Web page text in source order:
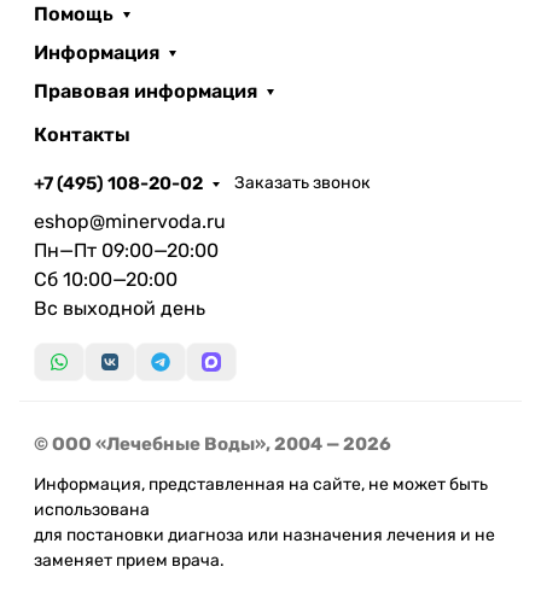
Помощь
Информация
Правовая информация
Контакты
+7 (495) 108-20-02 Заказать звонок
eshop@minervoda.ru
Пн—Пт 09:00—20:00
Сб 10:00—20:00
Вс выходной день
© ООО «Лечебные Воды», 2004 — 2026
Информация, представленная на сайте, не может быть
использована
для постановки диагноза или назначения лечения и не
заменяет прием врача.